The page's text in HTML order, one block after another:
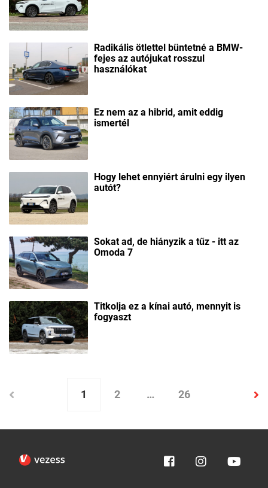
Radikális ötlettel büntetné a BMW-
fejes az autójukat rosszul
használókat
Ez nem az a hibrid, amit eddig
ismertél
Hogy lehet ennyiért árulni egy ilyen
autót?
Sokat ad, de hiányzik a tűz - itt az
Omoda 7
Titkolja ez a kínai autó, mennyit is
fogyaszt
1 2 … 26